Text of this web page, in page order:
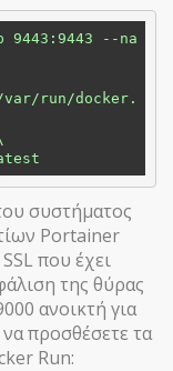
9443:9443 --na
συστήματος
Portainer
που έχει
της θύρας
ανοικτή για
προσθέσετε τα
Run: